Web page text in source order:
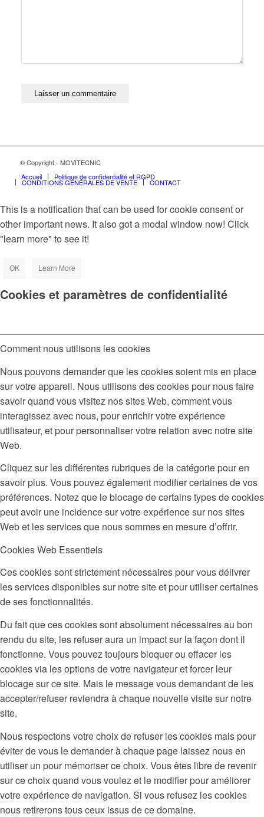
© Copyright - MOVITECNIC
Accueil
Politique de confidentialité et RGPD
CONDITIONS GÉNÉRALES DE VENTE CONTACT
This is a notification that can be used for cookie consent or
other important news. It also got a modal window now! Click
"learn more" to see it!
OK Learn More
Cookies et paramètres de confidentialité
Comment nous utilisons les cookies
Nous pouvons demander que les cookies soient mis en place
sur votre appareil. Nous utilisons des cookies pour nous faire
savoir quand vous visitez nos sites Web, comment vous
interagissez avec nous, pour enrichir votre expérience
utilisateur, et pour personnaliser votre relation avec notre site
Web.
Cliquez sur les différentes rubriques de la catégorie pour en
savoir plus. Vous pouvez également modifier certaines de vos
préférences. Notez que le blocage de certains types de cookies
peut avoir une incidence sur votre expérience sur nos sites
Web et les services que nous sommes en mesure d’offrir.
Cookies Web Essentiels
Ces cookies sont strictement nécessaires pour vous délivrer
les services disponibles sur notre site et pour utiliser certaines
de ses fonctionnalités.
Du fait que ces cookies sont absolument nécessaires au bon
rendu du site, les refuser aura un impact sur la façon dont il
fonctionne. Vous pouvez toujours bloquer ou effacer les
cookies via les options de votre navigateur et forcer leur
blocage sur ce site. Mais le message vous demandant de les
accepter/refuser reviendra à chaque nouvelle visite sur notre
site.
Nous respectons votre choix de refuser les cookies mais pour
éviter de vous le demander à chaque page laissez nous en
utiliser un pour mémoriser ce choix. Vous êtes libre de revenir
sur ce choix quand vous voulez et le modifier pour améliorer
votre expérience de navigation. Si vous refusez les cookies
nous retirerons tous ceux issus de ce domaine.